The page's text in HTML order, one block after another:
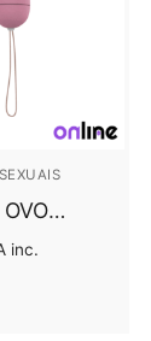
REMOTO
inc.